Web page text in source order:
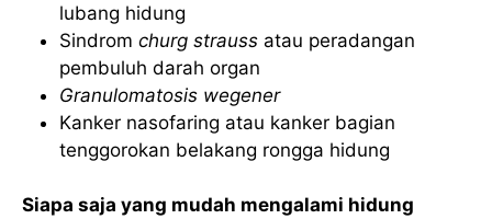
lubang hidung
Sindrom churg strauss atau peradangan
pembuluh darah organ
Granulomatosis wegener
Kanker nasofaring atau kanker bagian
tenggorokan belakang rongga hidung
Siapa saja yang mudah mengalami hidung